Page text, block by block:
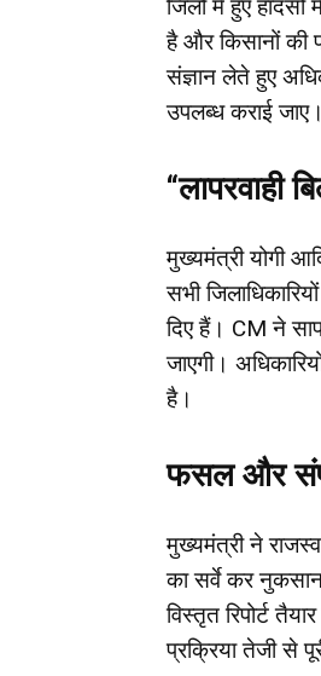
जिलों में हुए
है और किसानों की
संज्ञान लेते हुए
उपलब्ध कराई जाए।
“लापरवाही
मुख्यमंत्री योगी
सभी
दिए हैं। CM ने साफ
जाएगी।
है।
फसल और
मुख्यमंत्री ने राजस्व
का सर्वे कर
विस्तृत रिपोर्ट
प्रक्रिया तेजी से